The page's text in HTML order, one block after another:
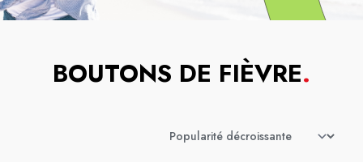
BOUTONS DE FIÈVRE.